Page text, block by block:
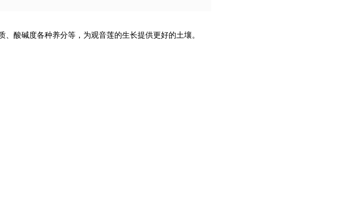
酸碱度各种养分等，为观音莲的生长提供更好的土壤。